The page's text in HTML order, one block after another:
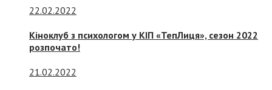
22.02.2022
Кіноклуб з психологом у КІП «ТепЛиця», сезон 2022
розпочато!
21.02.2022